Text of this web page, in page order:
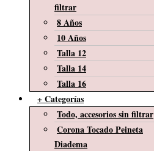
filtrar
8 Años
10 Años
Talla 12
Talla 14
Talla 16
+ Categorías
Todo, accesorios sin filtrar
Corona Tocado Peineta
Diadema